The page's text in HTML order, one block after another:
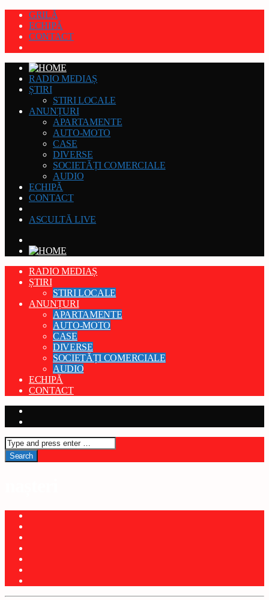
GRILĂ
ECHIPĂ
CONTACT
RADIO MEDIAȘ
ȘTIRI
STIRI LOCALE
ANUNȚURI
APARTAMENTE
AUTO-MOTO
CASE
DIVERSE
SOCIETĂȚI COMERCIALE
AUDIO
ECHIPĂ
CONTACT
ASCULTĂ LIVE
RADIO MEDIAȘ
ȘTIRI
STIRI LOCALE
ANUNȚURI
APARTAMENTE
AUTO-MOTO
CASE
DIVERSE
SOCIETĂȚI COMERCIALE
AUDIO
ECHIPĂ
CONTACT